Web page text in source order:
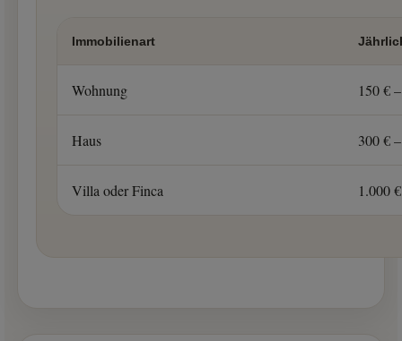
Immobilienart
Wohnung 150 €
Haus 300 €
Villa oder Finca 1.000